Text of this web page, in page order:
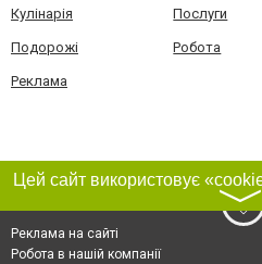
Кулінарія Послуги
Подорожі Робота
Реклама
〉
Реклама на сайті
Робота в нашій компанії